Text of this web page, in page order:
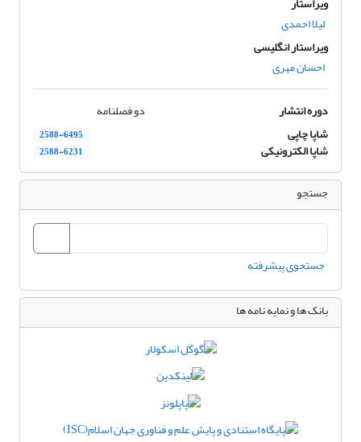
لیلا احمدی
ویراستار انگلیسی
احسان مهری
دوره انتشار
دو فصلنامه
شاپا چاپی
2588-6495
شاپا الکترونیکی 2588-6231
جستجو
جستجوی پیشرفته
بانک ها و نمایه نامه ها